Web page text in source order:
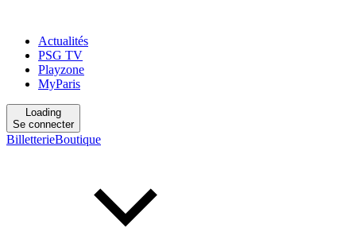
Actualités
PSG TV
Playzone
MyParis
Loading
Se connecter
BilletterieBoutique